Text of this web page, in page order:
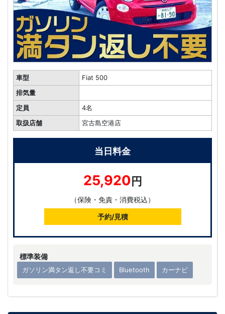
車型
Fiat 500
排気量
定員
4名
取扱店舗
宮古島空港店
標準装備
ガソリン満タン返し不要コミ Bluetooth カーナビ
当日料金
25,920円
（保険・免責・消費税込）
予約/見積